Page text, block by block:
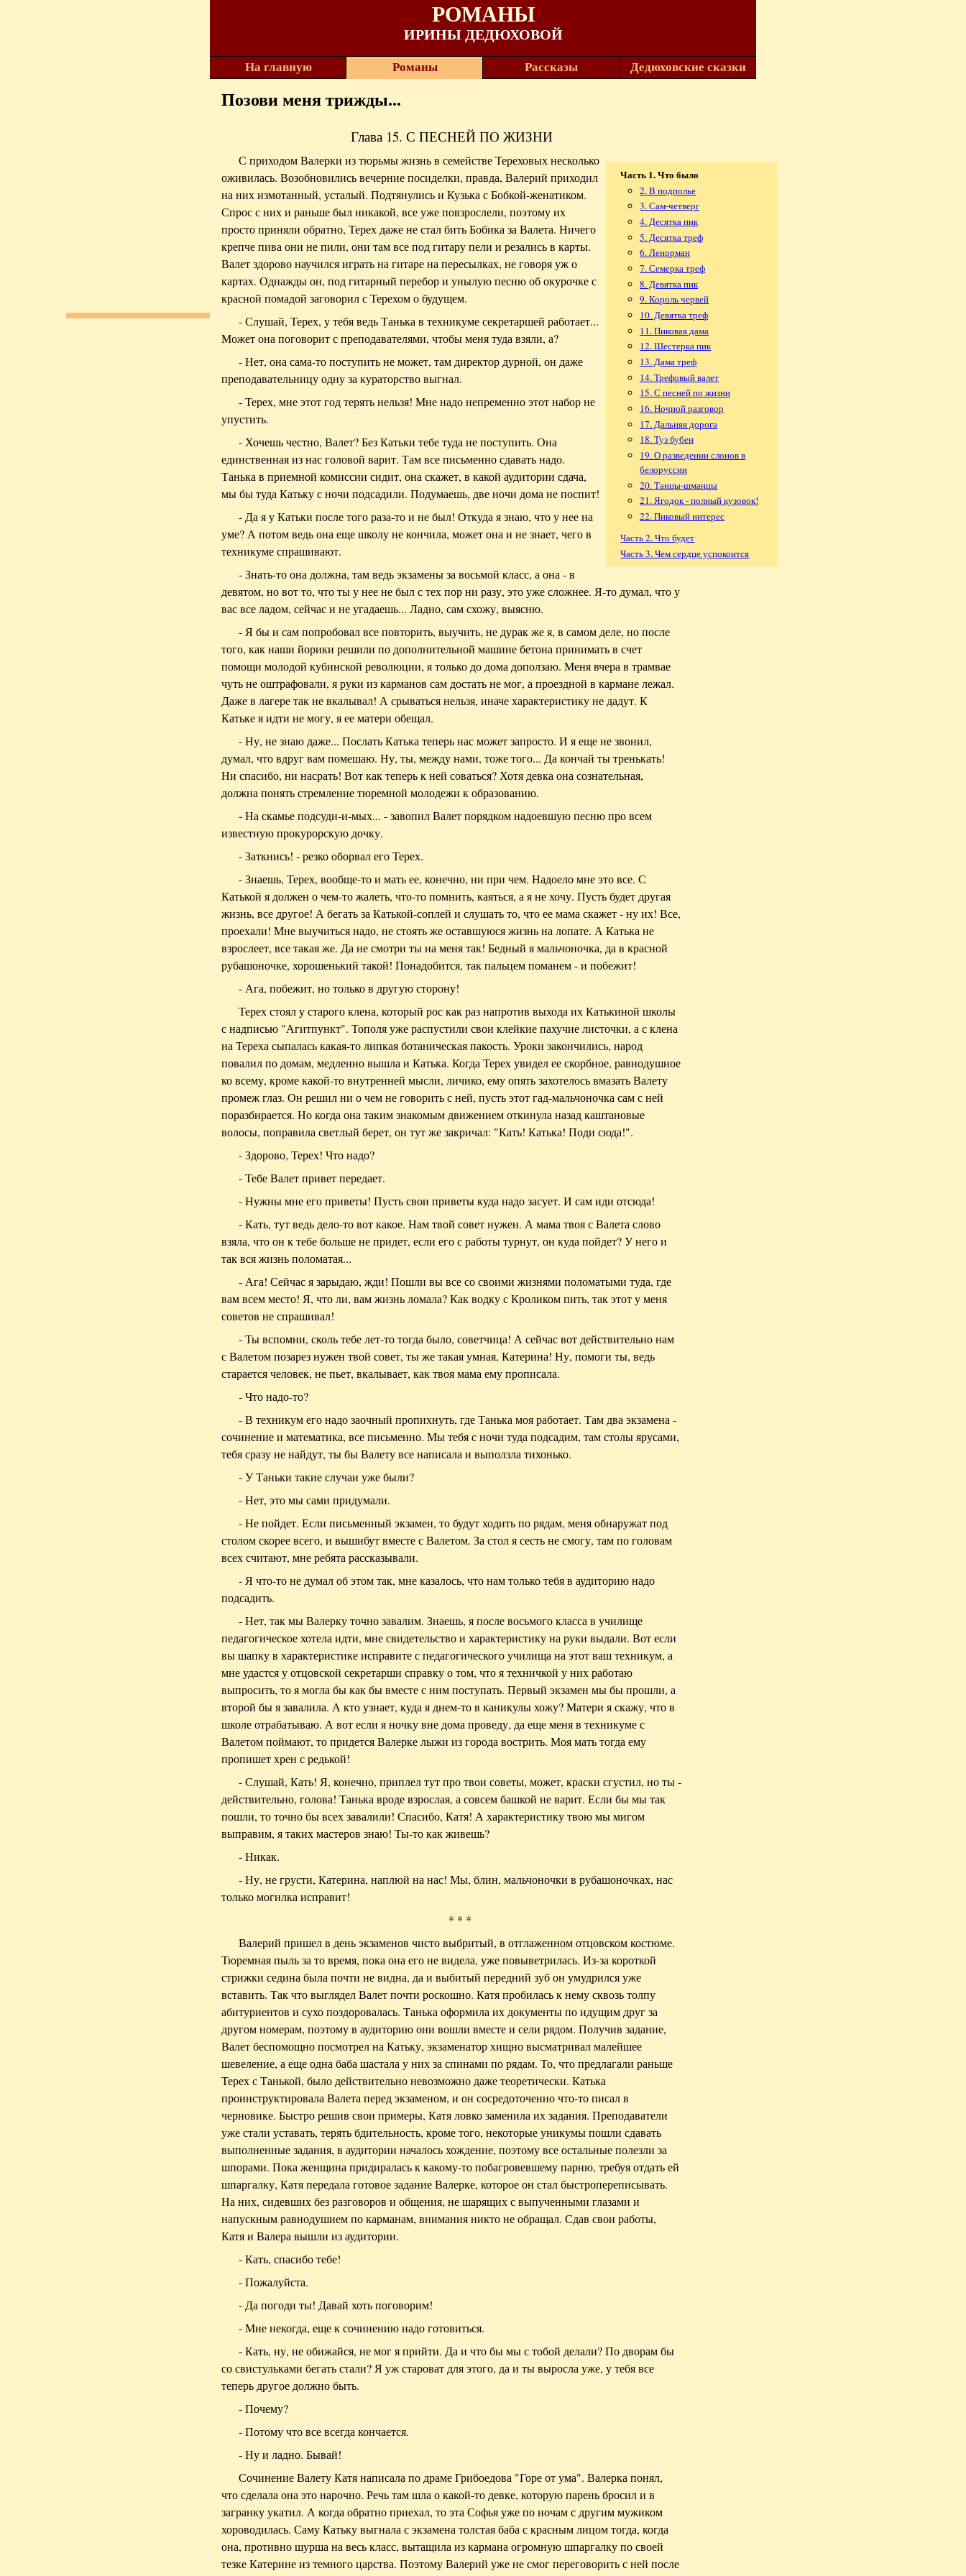
РОМАНЫ
ИРИНЫ ДЕДЮХОВОЙ
На главную Романы Рассказы Дедюховские сказки
Позови меня трижды...
Глава 15. С ПЕСНЕЙ ПО ЖИЗНИ
Часть 1. Что было
2. В подполье
3. Сам-четверг
4. Десятка пик
5. Десятка треф
6. Ленорман
7. Семерка треф
8. Девятка пик
9. Король червей
10. Девятка треф
11. Пиковая дама
12. Шестерка пик
13. Дама треф
14. Трефовый валет
15. С песней по жизни
16. Ночной разговор
17. Дальняя дорога
18. Туз бубен
19. О разведении слонов в
белоруссии
20. Танцы-шманцы
21. Ягодок - полный кузовок!
22. Пиковый интерес
Часть 2. Что будет
Часть 3. Чем сердце успокоится
С приходом Валерки из тюрьмы жизнь в семействе Тереховых несколько
оживилась. Возобновились вечерние посиделки, правда, Валерий приходил
на них измотанный, усталый. Подтянулись и Кузька с Бобкой-женатиком.
Спрос с них и раньше был никакой, все уже повзрослели, поэтому их
просто приняли обратно, Терех даже не стал бить Бобика за Валета. Ничего
крепче пива они не пили, они там все под гитару пели и резались в карты.
Валет здорово научился играть на гитаре на пересылках, не говоря уж о
картах. Однажды он, под гитарный перебор и унылую песню об окурочке с
красной помадой заговорил с Терехом о будущем.
- Слушай, Терех, у тебя ведь Танька в техникуме секретаршей работает...
Может она поговорит с преподавателями, чтобы меня туда взяли, а?
- Нет, она сама-то поступить не может, там директор дурной, он даже
преподавательницу одну за кураторство выгнал.
- Терех, мне этот год терять нельзя! Мне надо непременно этот набор не
упустить.
- Хочешь честно, Валет? Без Катьки тебе туда не поступить. Она
единственная из нас головой варит. Там все письменно сдавать надо.
Танька в приемной комиссии сидит, она скажет, в какой аудитории сдача,
мы бы туда Катьку с ночи подсадили. Подумаешь, две ночи дома не поспит!
- Да я у Катьки после того раза-то и не был! Откуда я знаю, что у нее на
уме? А потом ведь она еще школу не кончила, может она и не знает, чего в
техникуме спрашивают.
- Знать-то она должна, там ведь экзамены за восьмой класс, а она - в
девятом, но вот то, что ты у нее не был с тех пор ни разу, это уже сложнее. Я-то думал, что у
вас все ладом, сейчас и не угадаешь... Ладно, сам схожу, выясню.
- Я бы и сам попробовал все повторить, выучить, не дурак же я, в самом деле, но после
того, как наши йорики решили по дополнительной машине бетона принимать в счет
помощи молодой кубинской революции, я только до дома доползаю. Меня вчера в трамвае
чуть не оштрафовали, я руки из карманов сам достать не мог, а проездной в кармане лежал.
Даже в лагере так не вкалывал! А срываться нельзя, иначе характеристику не дадут. К
Катьке я идти не могу, я ее матери обещал.
- Ну, не знаю даже... Послать Катька теперь нас может запросто. И я еще не звонил,
думал, что вдруг вам помешаю. Ну, ты, между нами, тоже того... Да кончай ты тренькать!
Ни спасибо, ни насрать! Вот как теперь к ней соваться? Хотя девка она сознательная,
должна понять стремление тюремной молодежи к образованию.
- На скамье подсуди-и-мых... - завопил Валет порядком надоевшую песню про всем
известную прокурорскую дочку.
- Заткнись! - резко оборвал его Терех.
- Знаешь, Терех, вообще-то и мать ее, конечно, ни при чем. Надоело мне это все. С
Катькой я должен о чем-то жалеть, что-то помнить, каяться, а я не хочу. Пусть будет другая
жизнь, все другое! А бегать за Катькой-соплей и слушать то, что ее мама скажет - ну их! Все,
проехали! Мне выучиться надо, не стоять же оставшуюся жизнь на лопате. А Катька не
взрослеет, все такая же. Да не смотри ты на меня так! Бедный я мальчоночка, да в красной
рубашоночке, хорошенький такой! Понадобится, так пальцем поманем - и побежит!
- Ага, побежит, но только в другую сторону!
Терех стоял у старого клена, который рос как раз напротив выхода их Катькиной школы
с надписью "Агитпункт". Тополя уже распустили свои клейкие пахучие листочки, а с клена
на Тереха сыпалась какая-то липкая ботаническая пакость. Уроки закончились, народ
повалил по домам, медленно вышла и Катька. Когда Терех увидел ее скорбное, равнодушное
ко всему, кроме какой-то внутренней мысли, личико, ему опять захотелось вмазать Валету
промеж глаз. Он решил ни о чем не говорить с ней, пусть этот гад-мальчоночка сам с ней
поразбирается. Но когда она таким знакомым движением откинула назад каштановые
волосы, поправила светлый берет, он тут же закричал: "Кать! Катька! Поди сюда!".
- Здорово, Терех! Что надо?
- Тебе Валет привет передает.
- Нужны мне его приветы! Пусть свои приветы куда надо засует. И сам иди отсюда!
- Кать, тут ведь дело-то вот какое. Нам твой совет нужен. А мама твоя с Валета слово
взяла, что он к тебе больше не придет, если его с работы турнут, он куда пойдет? У него и
так вся жизнь поломатая...
- Ага! Сейчас я зарыдаю, жди! Пошли вы все со своими жизнями поломатыми туда, где
вам всем место! Я, что ли, вам жизнь ломала? Как водку с Кроликом пить, так этот у меня
советов не спрашивал!
- Ты вспомни, сколь тебе лет-то тогда было, советчица! А сейчас вот действительно нам
с Валетом позарез нужен твой совет, ты же такая умная, Катерина! Ну, помоги ты, ведь
старается человек, не пьет, вкалывает, как твоя мама ему прописала.
- Что надо-то?
- В техникум его надо заочный пропихнуть, где Танька моя работает. Там два экзамена -
сочинение и математика, все письменно. Мы тебя с ночи туда подсадим, там столы ярусами,
тебя сразу не найдут, ты бы Валету все написала и выползла тихонько.
- У Таньки такие случаи уже были?
- Нет, это мы сами придумали.
- Не пойдет. Если письменный экзамен, то будут ходить по рядам, меня обнаружат под
столом скорее всего, и вышибут вместе с Валетом. За стол я сесть не смогу, там по головам
всех считают, мне ребята рассказывали.
- Я что-то не думал об этом так, мне казалось, что нам только тебя в аудиторию надо
подсадить.
- Нет, так мы Валерку точно завалим. Знаешь, я после восьмого класса в училище
педагогическое хотела идти, мне свидетельство и характеристику на руки выдали. Вот если
вы шапку в характеристике исправите с педагогического училища на этот ваш техникум, а
мне удастся у отцовской секретарши справку о том, что я техничкой у них работаю
выпросить, то я могла бы как бы вместе с ним поступать. Первый экзамен мы бы прошли, а
второй бы я завалила. А кто узнает, куда я днем-то в каникулы хожу? Матери я скажу, что в
школе отрабатываю. А вот если я ночку вне дома проведу, да еще меня в техникуме с
Валетом поймают, то придется Валерке лыжи из города вострить. Моя мать тогда ему
пропишет хрен с редькой!
- Слушай, Кать! Я, конечно, приплел тут про твои советы, может, краски сгустил, но ты -
действительно, голова! Танька вроде взрослая, а совсем башкой не варит. Если бы мы так
пошли, то точно бы всех завалили! Спасибо, Катя! А характеристику твою мы мигом
выправим, я таких мастеров знаю! Ты-то как живешь?
- Никак.
- Ну, не грусти, Катерина, наплюй на нас! Мы, блин, мальчоночки в рубашоночках, нас
только могилка исправит!
* * *
Валерий пришел в день экзаменов чисто выбритый, в отглаженном отцовском костюме.
Тюремная пыль за то время, пока она его не видела, уже повыветрилась. Из-за короткой
стрижки седина была почти не видна, да и выбитый передний зуб он умудрился уже
вставить. Так что выглядел Валет почти роскошно. Катя пробилась к нему сквозь толпу
абитуриентов и сухо поздоровалась. Танька оформила их документы по идущим друг за
другом номерам, поэтому в аудиторию они вошли вместе и сели рядом. Получив задание,
Валет беспомощно посмотрел на Катьку, экзаменатор хищно высматривал малейшее
шевеление, а еще одна баба шастала у них за спинами по рядам. То, что предлагали раньше
Терех с Танькой, было действительно невозможно даже теоретически. Катька
проинструктировала Валета перед экзаменом, и он сосредоточенно что-то писал в
черновике. Быстро решив свои примеры, Катя ловко заменила их задания. Преподаватели
уже стали уставать, терять бдительность, кроме того, некоторые уникумы пошли сдавать
выполненные задания, в аудитории началось хождение, поэтому все остальные полезли за
шпорами. Пока женщина придиралась к какому-то побагровевшему парню, требуя отдать ей
шпаргалку, Катя передала готовое задание Валерке, которое он стал быстропереписывать.
На них, сидевших без разговоров и общения, не шарящих с выпученными глазами и
напускным равнодушием по карманам, внимания никто не обращал. Сдав свои работы,
Катя и Валера вышли из аудитории.
- Кать, спасибо тебе!
- Пожалуйста.
- Да погоди ты! Давай хоть поговорим!
- Мне некогда, еще к сочинению надо готовиться.
- Кать, ну, не обижайся, не мог я прийти. Да и что бы мы с тобой делали? По дворам бы
со свистульками бегать стали? Я уж староват для этого, да и ты выросла уже, у тебя все
теперь другое должно быть.
- Почему?
- Потому что все всегда кончается.
- Ну и ладно. Бывай!
Сочинение Валету Катя написала по драме Грибоедова "Горе от ума". Валерка понял,
что сделала она это нарочно. Речь там шла о какой-то девке, которую парень бросил и в
загранку укатил. А когда обратно приехал, то эта Софья уже по ночам с другим мужиком
хороводилась. Саму Катьку выгнала с экзамена толстая баба с красным лицом тогда, когда
она, противно шурша на весь класс, вытащила из кармана огромную шпаргалку по своей
тезке Катерине из темного царства. Поэтому Валерий уже не смог переговорить с ней после